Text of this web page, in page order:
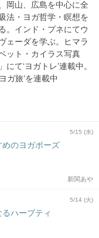
岡山、広島を中心に全
法・ヨガ哲学・瞑想を
。インド・プネにてウ
ェーダを学ぶ。ヒマラ
ット・カイラス写真
て‘ヨガトレ’連載中。
ガ旅’を連載中
5/15 (水)
のヨガポーズ
新関あや
5/14 (火)
ハーブティ